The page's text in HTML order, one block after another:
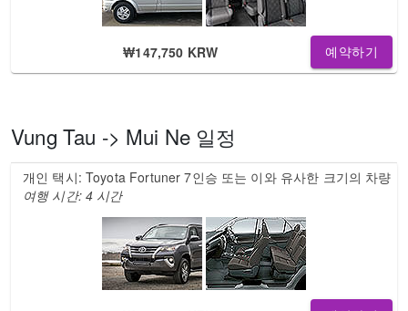
₩147,750 KRW 예약하기
Vung Tau -> Mui Ne 일정
개인 택시: Toyota Fortuner 7인승 또는 이와 유사한 크기의 차량
여행 시간: 4 시간